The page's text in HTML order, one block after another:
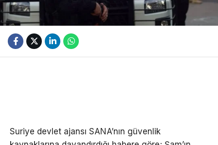
Suriye devlet ajansı SANA’nın güvenlik